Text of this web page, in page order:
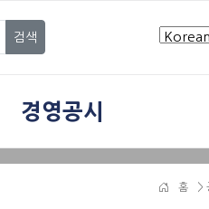
검색
경영공시
>
홈